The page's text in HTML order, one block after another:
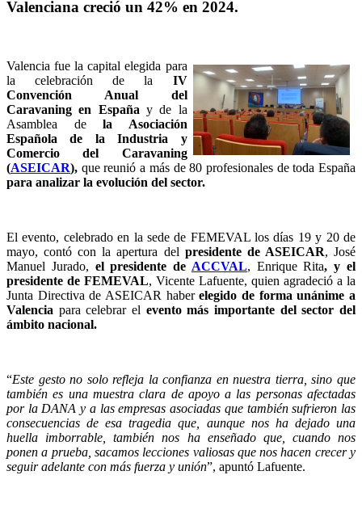
Valenciana creció un 42% en 2024.
Valencia fue la capital elegida para
la celebración de la IV
Convención Anual del
Caravaning en España y de la
Asamblea dela Asociación
Española de la Industria y
Comercio del Caravaning
(ASEICAR), que reunió a más de 80 profesionales de toda España
para analizar la evolución del sector.
El evento, celebrado en la sede de FEMEVAL los días 19 y 20 de
mayo, contó con la apertura del presidente de ASEICAR, José
Manuel Jurado, el presidente de ACCVAL, Enrique Rita, y el
presidente de FEMEVAL, Vicente Lafuente, quien agradeció a la
Junta Directiva de ASEICAR haberelegido de forma unánime a
Valencia para celebrar el evento más importante del sector del
ámbito nacional.
“Este gesto no solo refleja la confianza en nuestra tierra, sino que
también es una muestra clara de apoyo a las personas afectadas
por la DANA y a las empresas asociadas que también sufrieron las
consecuencias de esa tragedia que, aunque nos ha dejado una
huella imborrable, también nos ha enseñado que, cuando nos
ponen a prueba, sacamos lecciones valiosas que nos hacen crecer y
seguir adelante con más fuerza y unión”, apuntó Lafuente.